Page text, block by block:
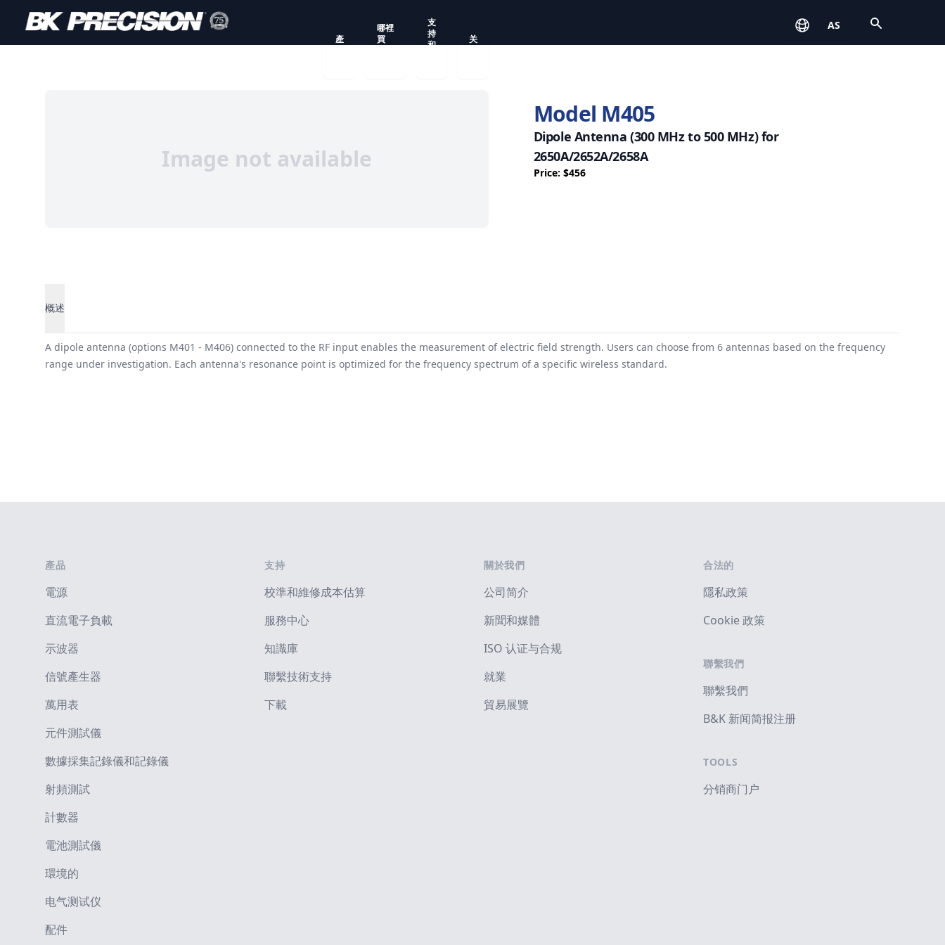
產
哪裡
買
支
持
和
关
AS
Image not available
Model M405
Dipole Antenna (300 MHz to 500 MHz) for
2650A/2652A/2658A
Price: $456
概述
概述
A dipole antenna (options M401 - M406) connected to the RF input enables the measurement of electric field strength. Users can choose from 6 antennas based on the frequency
range under investigation. Each antenna's resonance point is optimized for the frequency spectrum of a specific wireless standard.
產品
電源
直流電子負載
示波器
信號產生器
萬用表
元件測試儀
數據採集記錄儀和記錄儀
射頻測試
計數器
電池測試儀
環境的
电气测试仪
配件
支持
校準和維修成本估算
服務中心
知識庫
聯繫技術支持
下載
關於我們
公司简介
新聞和媒體
ISO 认证与合规
就業
貿易展覽
合法的
隱私政策
Cookie 政策
聯繫我們
聯繫我們
B&K 新闻简报注册
TOOLS
分销商门户